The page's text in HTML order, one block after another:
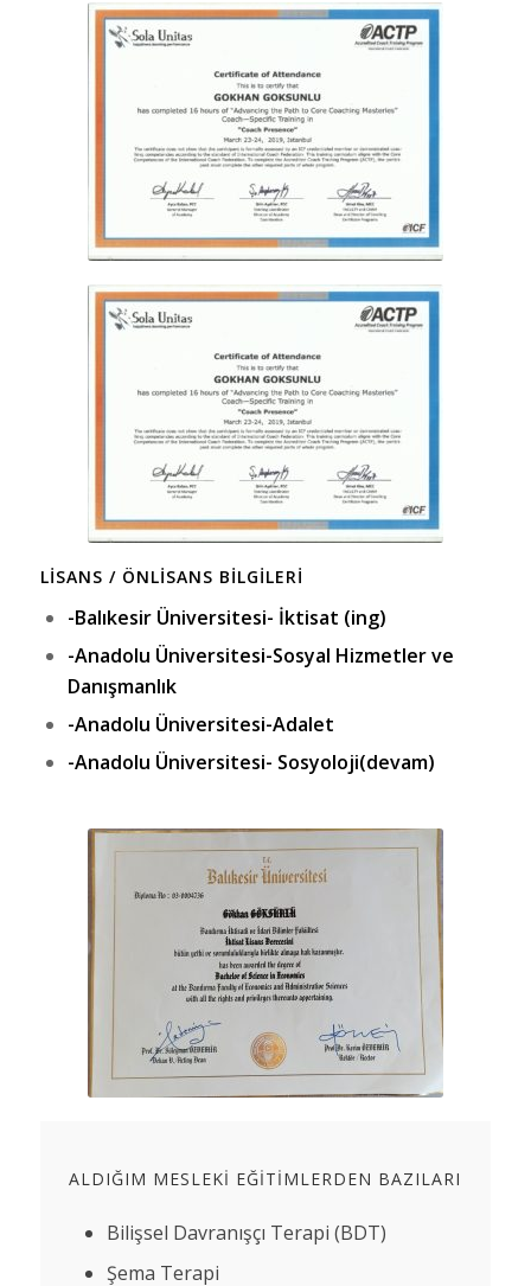
LİSANS / ÖNLİSANS BİLGİLERİ
-Balıkesir Üniversitesi- İktisat (ing)
-Anadolu Üniversitesi-Sosyal Hizmetler ve
Danışmanlık
-Anadolu Üniversitesi-Adalet
-Anadolu Üniversitesi- Sosyoloji(devam)
ALDIĞIM MESLEKI EĞITIMLERDEN BAZILARI
Bilişsel Davranışçı Terapi (BDT)
Şema Terapi